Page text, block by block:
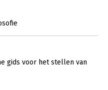
gids voor het stellen van